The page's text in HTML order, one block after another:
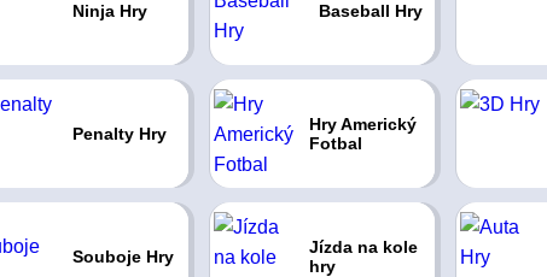
Ninja Hry Baseball Hry
Penalty Hry
Hry Americký
Fotbal
Souboje Hry
Jízda na kole
hry